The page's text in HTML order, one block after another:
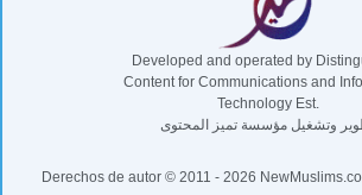
Developed and operated by
Content for Communications and
Technology Est.
وتشغيل مؤسسة تميز المحتوى
Derechos de autor © 2011 - 2026